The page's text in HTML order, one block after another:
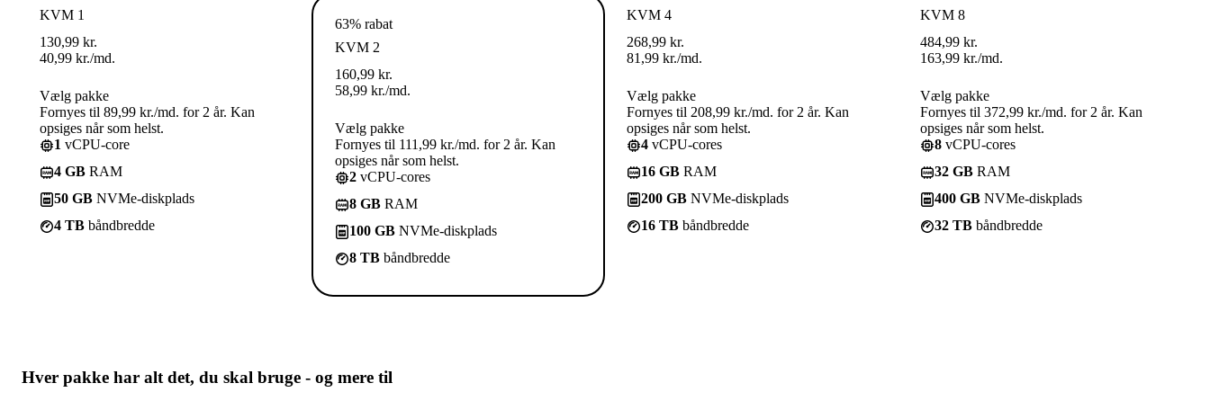
KVM 1
130,99 kr.
40,99 kr./md.
Vælg pakke
Fornyes til 89,99 kr./md. for 2 år. Kan
opsiges når som helst.
1 vCPU-core
4 GB RAM
50 GB NVMe-diskplads
4 TB båndbredde
63% rabat
KVM 2
160,99 kr.
58,99 kr./md.
Vælg pakke
Fornyes til 111,99 kr./md. for 2 år. Kan
opsiges når som helst.
2 vCPU-cores
8 GB RAM
100 GB NVMe-diskplads
8 TB båndbredde
KVM 4
268,99 kr.
81,99 kr./md.
Vælg pakke
Fornyes til 208,99 kr./md. for 2 år. Kan
opsiges når som helst.
4 vCPU-cores
16 GB RAM
200 GB NVMe-diskplads
16 TB båndbredde
KVM 8
484,99 kr.
163,99 kr./md.
Vælg pakke
Fornyes til 372,99 kr./md. for 2 år. Kan
opsiges når som helst.
8 vCPU-cores
32 GB RAM
400 GB NVMe-diskplads
32 TB båndbredde
Hver pakke har alt det, du skal bruge - og mere til